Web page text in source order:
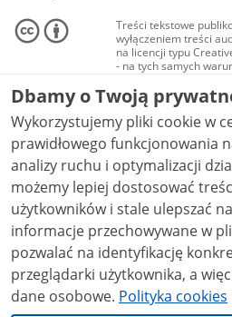
Treści tekstowe
wyłączeniem treści
na licencji typu
- na tych samych
Materiały
audio i wideo, są
Creative Commons:
niekomercyjne - bez
NC-ND 4.0), o ile nie
Dbamy o Twoją
Wykorzystujemy pliki cookie w
prawidłowego funkcjonowania
analizy ruchu i optymalizacji działania
możemy lepiej dostosować
użytkowników i stale ulepszać nasze
informacje przechowywane w
pozwalać na identyfikację
przeglądarki użytkownika, a
dane osobowe. Polityka cookies